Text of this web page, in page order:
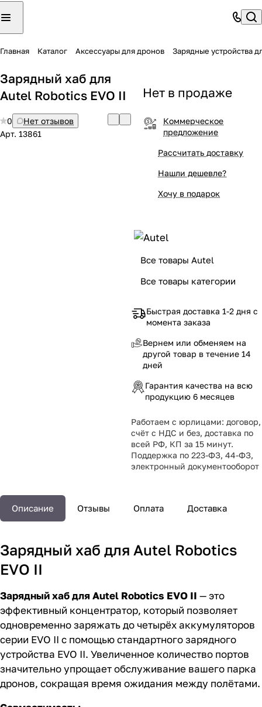
Главная Каталог Аксессуары для дронов Зарядные устройства
Зарядный хаб для
Autel Robotics EVO II
0
Нет отзывов
Арт. 13861
Нет в продаже
Коммерческое
предложение
Рассчитать доставку
Нашли дешевле?
Хочу в подарок
Все товары Autel
Все товары категории
Быстрая доставка 1-2 дня с
момента заказа
Вернем или обменяем на
другой товар в течение 14
дней
Гарантия качества на всю
продукцию 6 месяцев
Работаем с юрлицами: договор,
счёт с НДС и без, доставка по
всей РФ, КП за 15 минут.
Поддержка по 223-ФЗ, 44-ФЗ,
электронный документооборот
Описание Отзывы Оплата Доставка
Зарядный хаб для Autel Robotics
EVO II
Зарядный хаб для Autel Robotics EVO II — это
эффективный концентратор, который позволяет
одновременно заряжать до четырёх аккумуляторов
серии EVO II с помощью стандартного зарядного
устройства EVO II. Увеличенное количество портов
значительно упрощает обслуживание вашего парка
дронов, сокращая время ожидания между полётами.